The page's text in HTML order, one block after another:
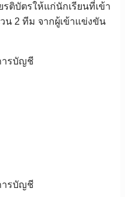
ติบัตรให้แก่นักเรียนที่เข้า
น 2 ทีม จากผู้เข้าแข่งขัน
ารบัญชี
ารบัญชี